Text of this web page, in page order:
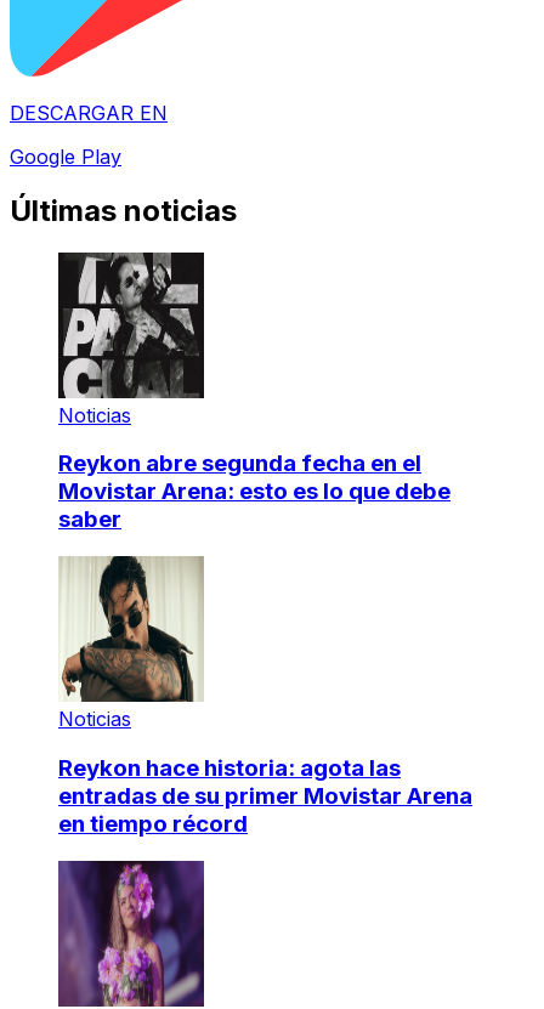
DESCARGAR EN
Google Play
Últimas noticias
Noticias
Reykon abre segunda fecha en el
Movistar Arena: esto es lo que debe
saber
Noticias
Reykon hace historia: agota las
entradas de su primer Movistar Arena
en tiempo récord